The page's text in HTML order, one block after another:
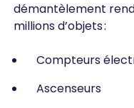
démantèlement
millions d’objets :
Compteurs
Ascenseurs